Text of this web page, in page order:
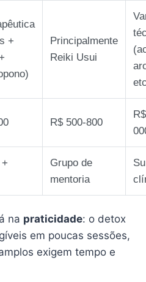
+
Principalmente
Reiki Usui
R$ 500‑800
Grupo de
mentoria
na praticidade: o detox
em poucas sessões,
exigem tempo e